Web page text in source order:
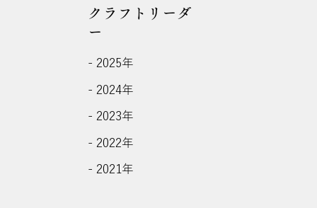
クラフトリーダ
ー
- 2025年
- 2024年
- 2023年
- 2022年
- 2021年